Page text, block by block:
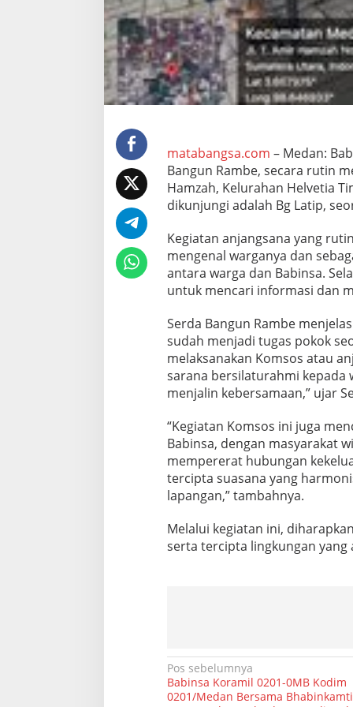
2
0
1
/
M
e
d
a
e
r
d
a
B
n
g
u
n
R
m
e
R
u
t
S
a
m
b
a
n
i
W
a
a
n
matabangsa.com – Medan:
Bangun Rambe, secara rutin
Hamzah, Kelurahan Helvetia
dikunjungi adalah Bg Latip,
Kegiatan anjangsana yang
mengenal warganya dan
antara warga dan Babinsa.
untuk mencari informasi dan
Serda Bangun Rambe
sudah menjadi tugas pokok
melaksanakan Komsos atau
sarana bersilaturahmi kepada
menjalin kebersamaan,” ujar
“Kegiatan Komsos ini juga
Babinsa, dengan masyarakat
mempererat hubungan
tercipta suasana yang
lapangan,” tambahnya.
Melalui kegiatan ini,
serta tercipta lingkungan yang
N
a
Pos sebelumnya
Babinsa Koramil 0201-0MB Kodim
0201/Medan Bersama